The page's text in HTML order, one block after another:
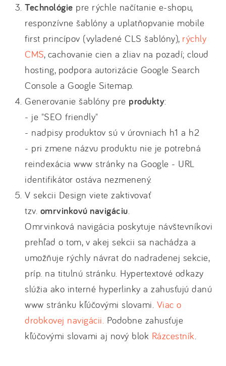
Technológie pre rýchle načítanie e-shopu,
responzívne šablóny a uplatňopvanie mobile
first princípov (vyladené CLS šablóny), rýchly
CMS, cachovanie cien a zliav na pozadí; cloud
hosting, podpora autorizácie Google Search
Console a Google Sitemap.
Generovanie šablóny pre produkty:
- je "SEO friendly"
- nadpisy produktov sú v úrovniach h1 a h2
- pri zmene názvu produktu nie je potrebná
reindexácia www stránky na Google - URL
identifikátor ostáva nezmenený.
V sekcii Design viete zaktivovať
tzv. omrvinkovú navigáciu.
Omrvinková navigácia poskytuje návštevníkovi
prehľad o tom, v akej sekcii sa nachádza a
umožňuje rýchly návrat do nadradenej sekcie,
príp. na titulnú stránku. Hypertextové odkazy
slúžia ako interné hyperlinky a zahusťujú danú
www stránku kľúčovými slovami. Viac o
drobkovej navigácii. Podobne zahusťuje
kľúčovými slovami aj nový blok Rázcestník.